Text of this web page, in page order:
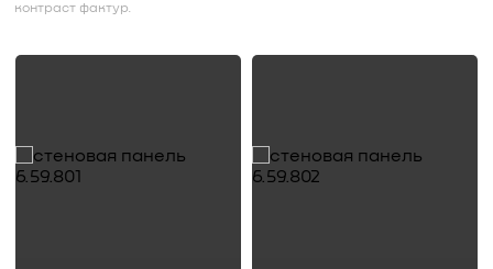
контраст фактур.